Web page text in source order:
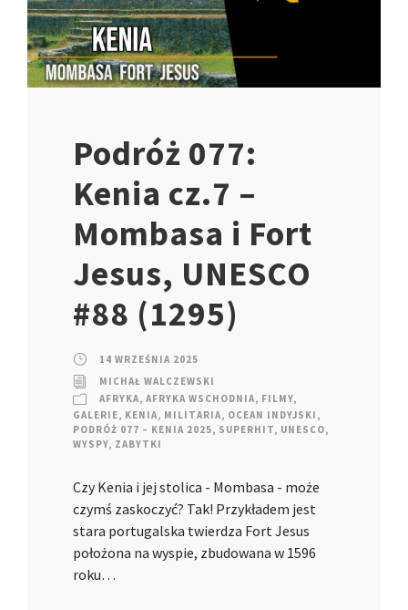
Podróż 077:
Kenia cz.7 –
Mombasa i Fort
Jesus, UNESCO
#88 (1295)
14 WRZEŚNIA 2025
MICHAŁ WALCZEWSKI
AFRYKA, AFRYKA WSCHODNIA, FILMY,
GALERIE, KENIA, MILITARIA, OCEAN INDYJSKI ,
PODRÓŻ 077 – KENIA 2025, SUPERHIT, UNESCO,
WYSPY, ZABYTKI
Czy Kenia i jej stolica - Mombasa - może
czymś zaskoczyć? Tak! Przykładem jest
stara portugalska twierdza Fort Jesus
położona na wyspie, zbudowana w 1596
roku…